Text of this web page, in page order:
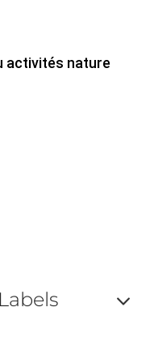
activités nature